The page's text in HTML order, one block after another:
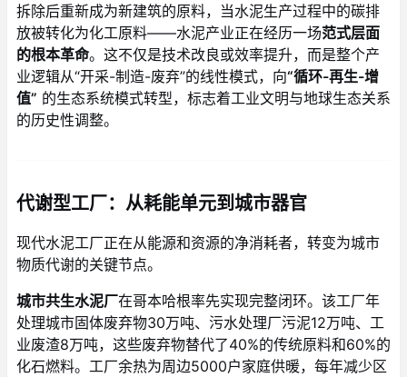
拆除后重新成为新建筑的原料，当水泥生产过程中的碳排
放被转化为化工原料——水泥产业正在经历一场范式层面
的根本革命。这不仅是技术改良或效率提升，而是整个产
业逻辑从“开采-制造-废弃”的线性模式，向“循环-再生-增
值” 的生态系统模式转型，标志着工业文明与地球生态关系
的历史性调整。
代谢型工厂：从耗能单元到城市器官
现代水泥工厂正在从能源和资源的净消耗者，转变为城市
物质代谢的关键节点。
城市共生水泥厂在哥本哈根率先实现完整闭环。该工厂年
处理城市固体废弃物30万吨、污水处理厂污泥12万吨、工
业废渣8万吨，这些废弃物替代了40%的传统原料和60%的
化石燃料。工厂余热为周边5000户家庭供暖，每年减少区